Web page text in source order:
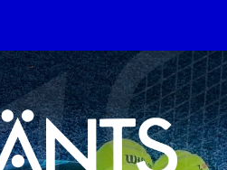
Mäntsälän Tennisseura Ry